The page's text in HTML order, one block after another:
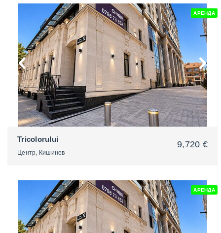
2
АРЕНДА
2
Tricolorului
Центр, Кишинев
9,720 €
АРЕНДА